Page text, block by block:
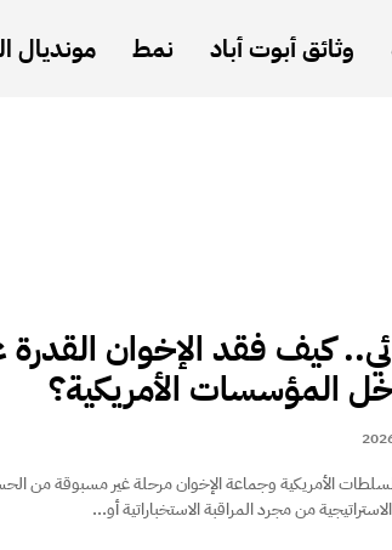
وثائق أبوت أباد نمط مونديال
كيف فقد الإخوان
المؤسسات الأمريكية؟
الأمريكية وجماعة الإخوان مرحلة غير مسبوقة من
من مجرد المراقبة الاستخباراتية أو...